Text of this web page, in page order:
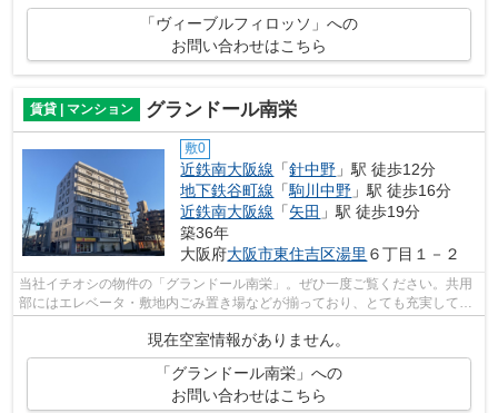
「ヴィーブルフィロッソ」への
お問い合わせはこちら
賃貸 | マンション グランドール南栄
敷0
近鉄南大阪線 「針中野 」駅 徒歩12分
地下鉄谷町線 「駒川中野 」駅 徒歩16分
近鉄南大阪線 「矢田 」駅 徒歩19分
築36年
大阪府大阪市東住吉区湯里 ６丁目１－２
当社イチオシの物件の「グランドール南栄」。ぜひ一度ご覧ください。共用
部にはエレベータ・敷地内ごみ置き場などが揃っており、とても充実してい
現在空室情報がありません。
「グランドール南栄」への
お問い合わせはこちら